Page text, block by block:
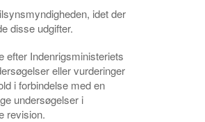
idet der
disse udgifter.
efter Indenrigsministeriets
eller vurderinger
i forbindelse med en
undersøgelser i
revision.